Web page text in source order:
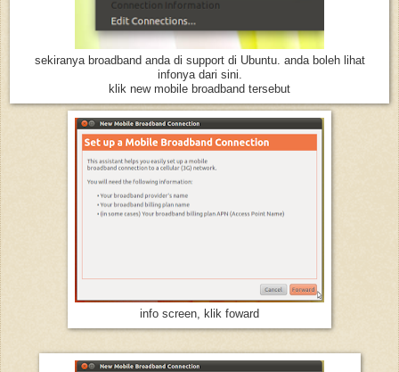
sekiranya broadband anda di support di Ubuntu. anda boleh lihat
infonya dari sini.
klik new mobile broadband tersebut
info screen, klik foward